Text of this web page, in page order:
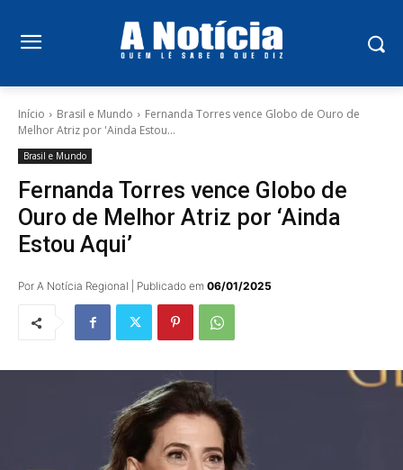
Início Brasil e Mundo
Fernanda Torres vence Globo de Ouro de
Melhor Atriz por 'Ainda Estou...
Brasil e Mundo
Fernanda Torres vence Globo de
Ouro de Melhor Atriz por ‘Ainda
Estou Aqui’
Por A Notícia Regional | Publicado em 06/01/2025